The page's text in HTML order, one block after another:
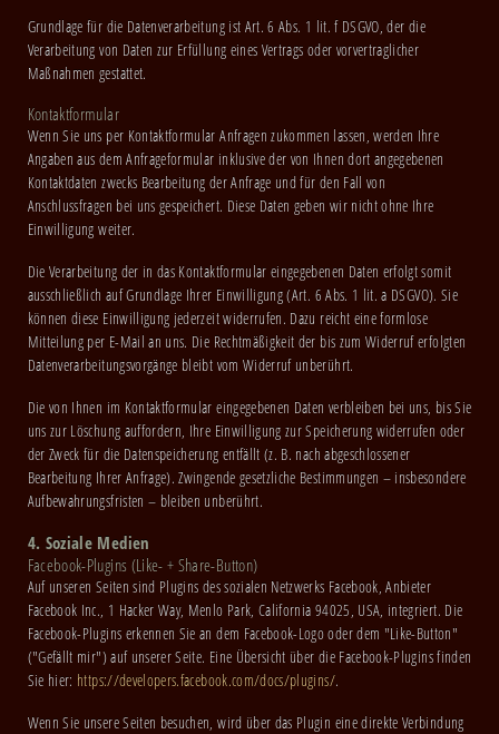
Grundlage für die Datenverarbeitung ist Art. 6 Abs. 1 lit. f DSGVO, der die
Verarbeitung von Daten zur Erfüllung eines Vertrags oder vorvertraglicher
Maßnahmen gestattet.
Kontaktformular
Wenn Sie uns per Kontaktformular Anfragen zukommen lassen, werden Ihre
Angaben aus dem Anfrageformular inklusive der von Ihnen dort angegebenen
Kontaktdaten zwecks Bearbeitung der Anfrage und für den Fall von
Anschlussfragen bei uns gespeichert. Diese Daten geben wir nicht ohne Ihre
Einwilligung weiter.
Die Verarbeitung der in das Kontaktformular eingegebenen Daten erfolgt somit
ausschließlich auf Grundlage Ihrer Einwilligung (Art. 6 Abs. 1 lit. a DSGVO). Sie
können diese Einwilligung jederzeit widerrufen. Dazu reicht eine formlose
Mitteilung per E-Mail an uns. Die Rechtmäßigkeit der bis zum Widerruf erfolgten
Datenverarbeitungsvorgänge bleibt vom Widerruf unberührt.
Die von Ihnen im Kontaktformular eingegebenen Daten verbleiben bei uns, bis Sie
uns zur Löschung auffordern, Ihre Einwilligung zur Speicherung widerrufen oder
der Zweck für die Datenspeicherung entfällt (z. B. nach abgeschlossener
Bearbeitung Ihrer Anfrage). Zwingende gesetzliche Bestimmungen – insbesondere
Aufbewahrungsfristen – bleiben unberührt.
4. Soziale Medien
Facebook-Plugins (Like- + Share-Button)
Auf unseren Seiten sind Plugins des sozialen Netzwerks Facebook, Anbieter
Facebook Inc., 1 Hacker Way, Menlo Park, California 94025, USA, integriert. Die
Facebook-Plugins erkennen Sie an dem Facebook-Logo oder dem "Like-Button"
("Gefällt mir") auf unserer Seite. Eine Übersicht über die Facebook-Plugins finden
Sie hier: https://developers.facebook.com/docs/plugins/.
Wenn Sie unsere Seiten besuchen, wird über das Plugin eine direkte Verbindung